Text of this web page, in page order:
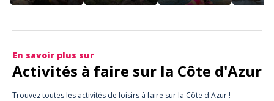
En savoir plus sur
Activités à faire sur la Côte d'Azur
Trouvez toutes les activités de loisirs à faire sur la Côte d'Azur !